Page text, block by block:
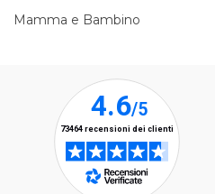
Mamma e Bambino